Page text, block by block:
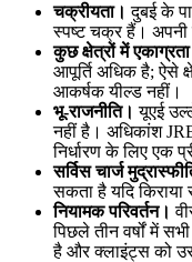
चक्रीयता। दुबई के
स्पष्ट चक्र हैं। अपनी
कुछ क्षेत्रों में
आपूर्ति अधिक है; ऐसे
आकर्षक यील्ड नहीं।
भू-राजनीति। यूएई
नहीं है। अधिकांश
निर्धारण के लिए एक
सर्विस चार्ज
सकता है यदि किराया
नियामक परिवर्तन।
पिछले तीन वर्षों में
है और क्लाइंट्स को